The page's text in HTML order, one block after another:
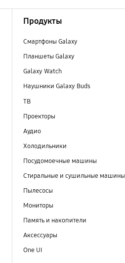
Продукты
Смартфоны Galaxy
Планшеты Galaxy
Galaxy Watch
Наушники Galaxy Buds
ТВ
Проекторы
Аудио
Холодильники
Посудомоечные машины
Стиральные и сушильные машины
Пылесосы
Мониторы
Память и накопители
Аксессуары
One UI